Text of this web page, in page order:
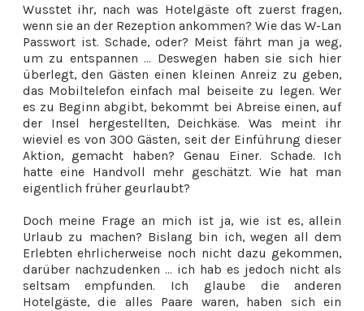
Wusstet ihr, nach was Hotelgäste oft zuerst fragen,
wenn sie an der Rezeption ankommen? Wie das W-Lan
Passwort ist. Schade, oder? Meist fährt man ja weg,
um zu entspannen ... Deswegen haben sie sich hier
überlegt, den Gästen einen kleinen Anreiz zu geben,
das Mobiltelefon einfach mal beiseite zu legen. Wer
es zu Beginn abgibt, bekommt bei Abreise einen, auf
der Insel hergestellten, Deichkäse. Was meint ihr
wieviel es von 300 Gästen, seit der Einführung dieser
Aktion, gemacht haben? Genau Einer. Schade. Ich
hatte eine Handvoll mehr geschätzt. Wie hat man
eigentlich früher geurlaubt?
Doch meine Frage an mich ist ja, wie ist es, allein
Urlaub zu machen? Bislang bin ich, wegen all dem
Erlebten ehrlicherweise noch nicht dazu gekommen,
darüber nachzudenken ... ich hab es jedoch nicht als
seltsam empfunden. Ich glaube die anderen
Hotelgäste, die alles Paare waren, haben sich ein